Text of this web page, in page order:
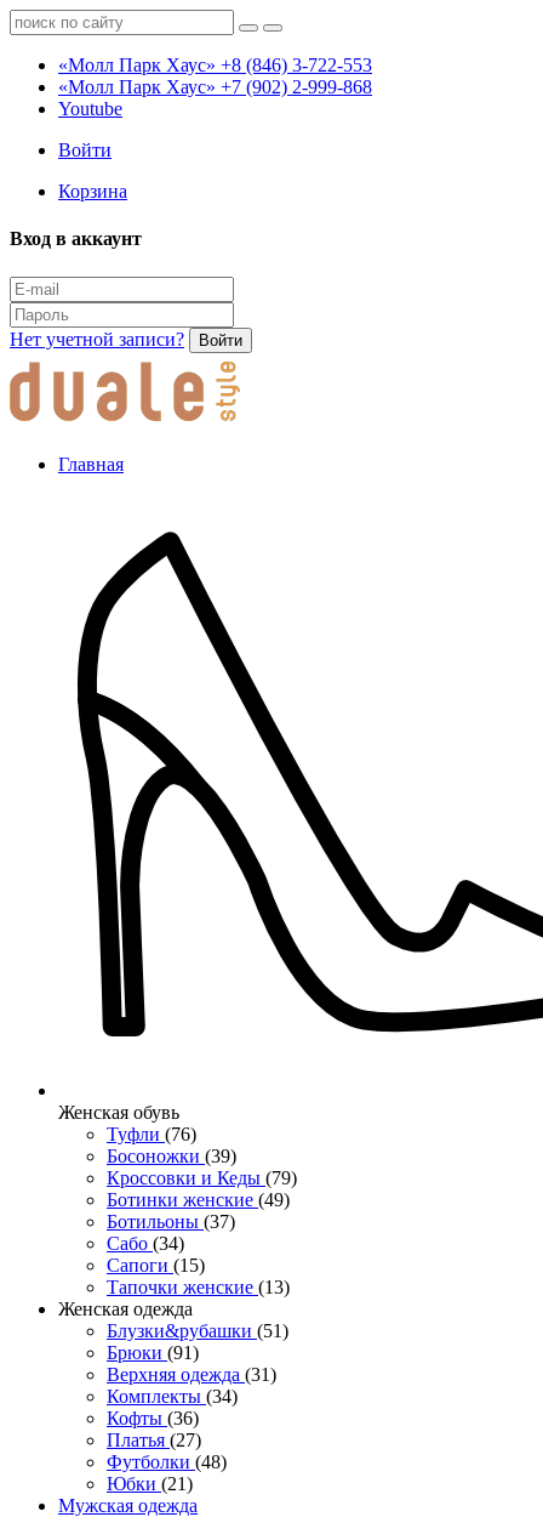
«Молл Парк Хаус» +8 (846) 3-722-553
«Молл Парк Хаус» +7 (902) 2-999-868
Youtube
Войти
Корзина
Вход в аккаунт
Нет учетной записи? Войти
Главная
Женcкая обувь
Туфли (76)
Босоножки (39)
Кроссовки и Кеды (79)
Ботинки женские (49)
Ботильоны (37)
Сабо (34)
Сапоги (15)
Тапочки женские (13)
Женская одежда
Блузки&рубашки (51)
Брюки (91)
Верхняя одежда (31)
Комплекты (34)
Кофты (36)
Платья (27)
Футболки (48)
Юбки (21)
Мужская одежда